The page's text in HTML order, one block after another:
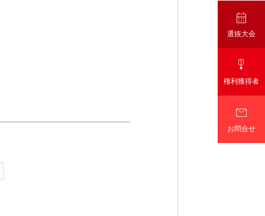

選抜大会

権利獲得者

お問合せ